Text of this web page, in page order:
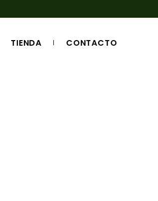
TIENDA CONTACTO